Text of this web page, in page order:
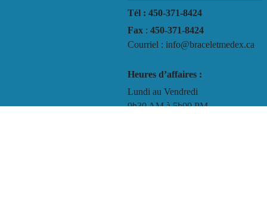
Tél : 450-371-8424
Fax : 450-371-8424
Courriel : info@braceletmedex.ca
Heures d’affaires :
Lundi au Vendredi
9h30 AM à 5h00 PM